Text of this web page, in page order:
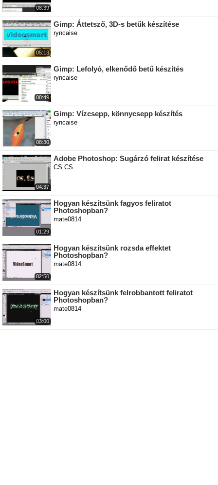
08:39
05:13
Gimp: Áttetsző, 3D-s betűk készítése
ryncaise
08:49
Gimp: Lefolyó, elkenődő betű készítés
ryncaise
08:30
Gimp: Vízcsepp, könnycsepp készítés
ryncaise
04:37
Adobe Photoshop: Sugárzó felirat készítése
CS.CS
01:29
Hogyan készítsünk fagyos feliratot
Photoshopban?
mate0814
02:50
Hogyan készítsünk rozsda effektet
Photoshopban?
mate0814
03:00
Hogyan készítsünk felrobbantott feliratot
Photoshopban?
mate0814